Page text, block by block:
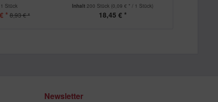
1 Stück
* 8,93 € *
Inhalt 200 Stück (0,09 € * / 1 Stück)
18,45 € *
Newsletter